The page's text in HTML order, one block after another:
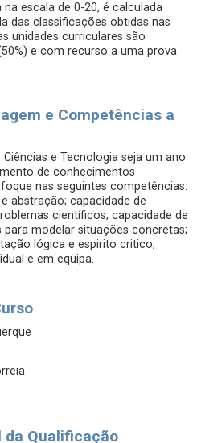
escala de 0-20, é calculada
das classificações obtidas nas
unidades curriculares são
e com recurso a uma prova
e Competências a
e Tecnologia seja um ano
de conhecimentos
nas seguintes competências:
abstração; capacidade de
científicos; capacidade de
modelar situações concretas;
lógica e espirito critico;
e em equipa.
da Qualificação